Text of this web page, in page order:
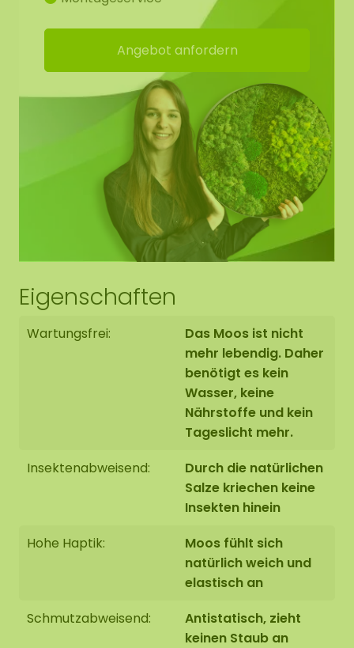
Möchten Sie größere Mengen Moos kaufen. Bitte
kontaktieren Sie uns unter
Unser Moos hat viele Vorteile:
Steht für ein grünes Statement
Hohe akkustische Dämmung
Feuerhemmend
Langlebig / sehr farbecht
Keine Pflege (keine Bewässerung)
Benötigt kein Tageslicht
Dauerhaft weich. Bei einer niedrigen
Luftfeuchtigkeit von 20-30% kann das Moos
aushärten. Sobald die Luftfeuchtigkeit wieder
ansteigt, wird das Moos wieder weich.
Schmutzabweisend / antistatisch
Kein Tageslicht erforderlich
Befestigung mit unserem speziellenECO-
, der im Webshop zu bestellen ist
Angebot anfordern
Eigenschaften
Wartungsfrei:
Das Moos ist nicht
mehr lebendig. Daher
benötigt es kein
Wasser, keine
Nährstoffe und kein
Tageslicht mehr.
Insektenabweisend:
Durch die natürlichen
Salze kriechen keine
Insekten hinein
Hohe Haptik:
Moos fühlt sich
natürlich weich und
elastisch an
Schmutzabweisend:
Antistatisch, zieht
keinen Staub an